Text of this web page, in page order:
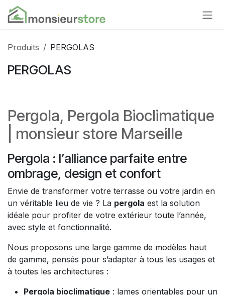
Se rendre au contenu
Produits PERGOLAS
PERGOLAS
Pergola, Pergola Bioclimatique
| monsieur store Marseille
Pergola : l’alliance parfaite entre
ombrage, design et confort
Envie de transformer votre terrasse ou votre jardin en
un véritable lieu de vie ? La pergola est la solution
idéale pour profiter de votre extérieur toute l’année,
avec style et fonctionnalité.
Nous proposons une large gamme de modèles haut
de gamme, pensés pour s’adapter à tous les usages et
à toutes les architectures :
Pergola bioclimatique : lames orientables pour un